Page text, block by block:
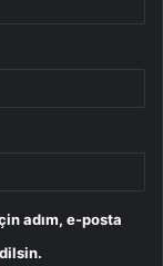
adım, e-posta